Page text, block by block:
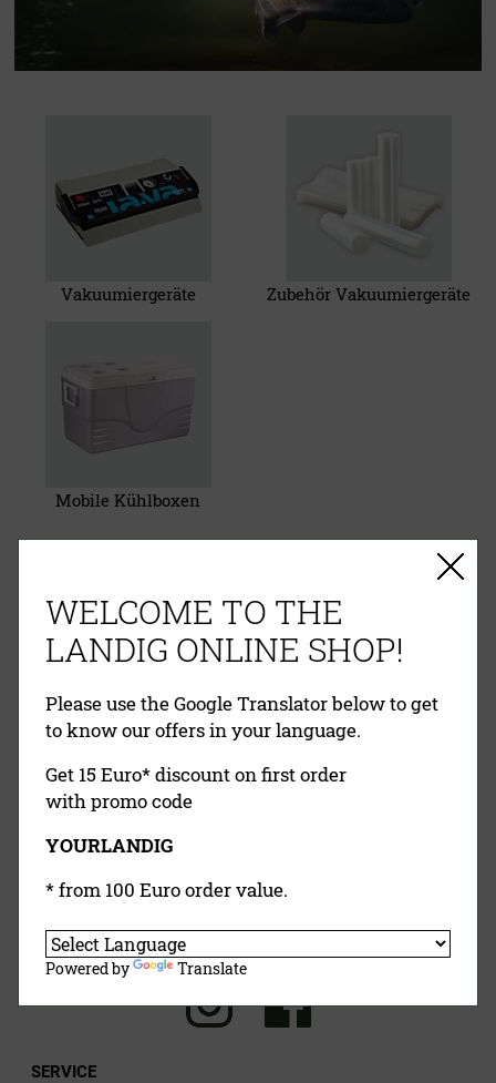
Vakuumiergeräte Zubehör Vakuumiergeräte
Mobile Kühlboxen
KREDITKARTE NACHNAHME
SERVICE
WELCOME TO THE
LANDIG ONLINE SHOP!
Please use the Google Translator below to get
to know our offers in your language.
Get 15 Euro* discount on first order
with promo code
YOURLANDIG
* from 100 Euro order value.
Powered by Translate